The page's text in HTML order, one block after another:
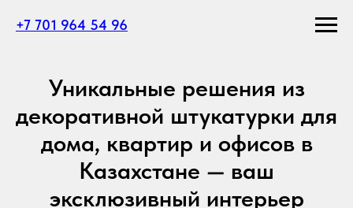
+7 701 964 54 96
Уникальные решения из
декоративной штукатурки для
дома, квартир и офисов в
Казахстане — ваш
эксклюзивный интерьер